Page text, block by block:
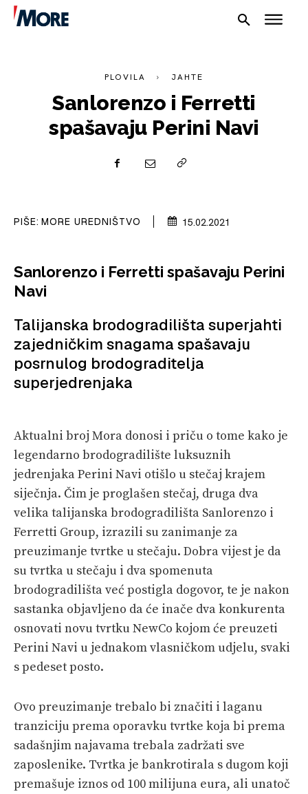
SPIZA
VELIKE PRIČE
PRETPLATA
SHOP
PLOVILA JAHTE
Sanlorenzo i Ferretti
spašavaju Perini Navi
PIŠE: MORE UREDNIŠTVO 15.02.2021
Sanlorenzo i Ferretti spašavaju Perini
Navi
Talijanska brodogradilišta superjahti
zajedničkim snagama spašavaju
posrnulog brodograditelja
superjedrenjaka
Aktualni broj Mora donosi i priču o tome kako je
legendarno brodogradilište luksuznih
jedrenjaka Perini Navi otišlo u stečaj krajem
siječnja. Čim je proglašen stečaj, druga dva
velika talijanska brodogradilišta Sanlorenzo i
Ferretti Group, izrazili su zanimanje za
preuzimanje tvrtke u stečaju. Dobra vijest je da
su tvrtka u stečaju i dva spomenuta
brodogradilišta već postigla dogovor, te je nakon
sastanka objavljeno da će inače dva konkurenta
osnovati novu tvrtku NewCo kojom će preuzeti
Perini Navi u jednakom vlasničkom udjelu, svaki
s pedeset posto.
Ovo preuzimanje trebalo bi značiti i laganu
tranziciju prema oporavku tvrtke koja bi prema
sadašnjim najavama trebala zadržati sve
zaposlenike. Tvrtka je bankrotirala s dugom koji
premašuje iznos od 100 milijuna eura, ali unatoč